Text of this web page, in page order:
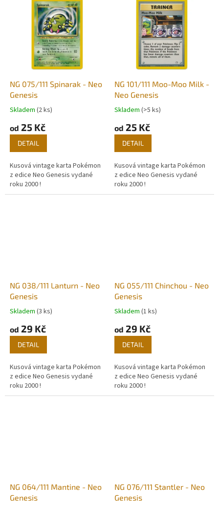
NG 075/111 Spinarak - Neo
Genesis
Skladem (2 ks)
od 25 Kč
DETAIL
Kusová vintage karta Pokémon
z edice Neo Genesis vydané
roku 2000 !
NG 101/111 Moo-Moo Milk -
Neo Genesis
Skladem (>5 ks)
od 25 Kč
DETAIL
Kusová vintage karta Pokémon
z edice Neo Genesis vydané
roku 2000 !
NG 038/111 Lanturn - Neo
Genesis
Skladem (3 ks)
od 29 Kč
DETAIL
Kusová vintage karta Pokémon
z edice Neo Genesis vydané
roku 2000 !
NG 055/111 Chinchou - Neo
Genesis
Skladem (1 ks)
od 29 Kč
DETAIL
Kusová vintage karta Pokémon
z edice Neo Genesis vydané
roku 2000 !
NG 064/111 Mantine - Neo
Genesis
NG 076/111 Stantler - Neo
Genesis